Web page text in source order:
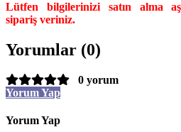
Lütfen bilgilerinizi satın alma
sipariş veriniz.
Yorumlar (0)
0 yorum
Yorum Yap
Yorum Yap